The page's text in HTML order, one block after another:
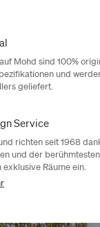
Mohd sind 100%
und
geliefert.
Service
richten seit 1968
und der
Räume ein.